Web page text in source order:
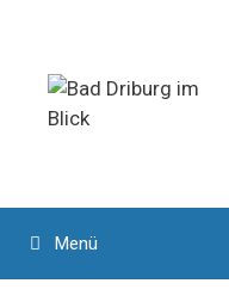
springen
Menü